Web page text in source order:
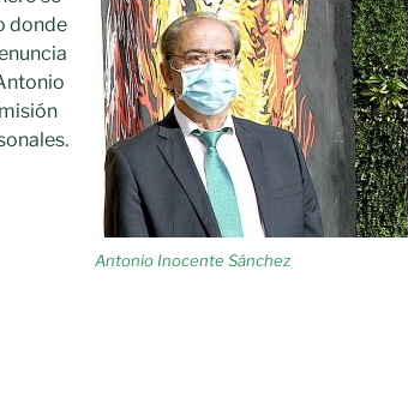
Antonio Inocente Sánchez
donde